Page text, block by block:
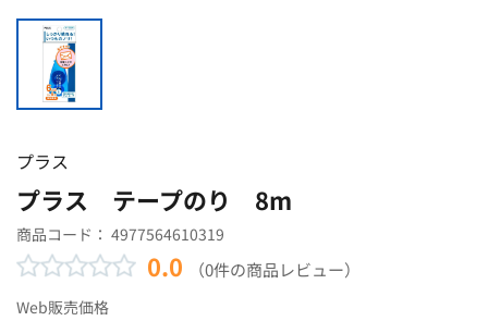
プラス
プラス テープのり 8m
商品コード： 4977564610319
0.0 （0件の商品レビュー）
Web販売価格